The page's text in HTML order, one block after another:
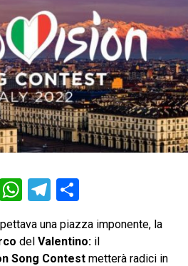
WhatsApp
Telegram
Condividi
una piazza imponente, la
del Valentino:il
Song Contestmetterà radici in